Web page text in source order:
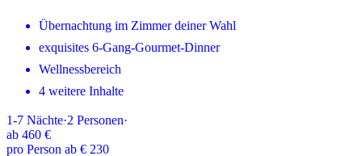
Übernachtung im Zimmer deiner Wahl
exquisites 6-Gang-Gourmet-Dinner
Wellnessbereich
4 weitere Inhalte
1-7 Nächte·2 Personen·
ab 460 €
pro Person ab € 230